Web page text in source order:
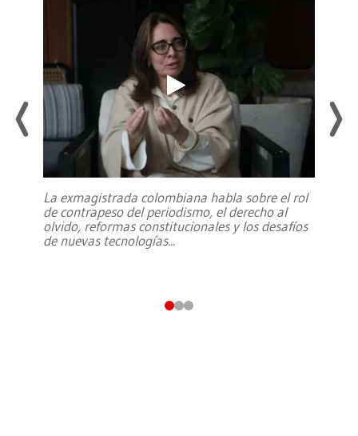
La exmagistrada colombiana habla sobre el rol
de contrapeso del periodismo, el derecho al
olvido, reformas constitucionales y los desafíos
de nuevas tecnologías...